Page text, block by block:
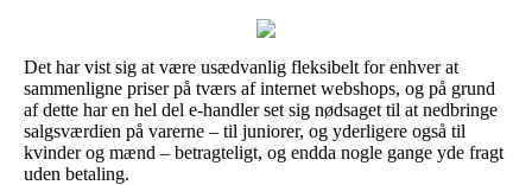
Det har vist sig at være usædvanlig fleksibelt for enhver at
sammenligne priser på tværs af internet webshops, og på grund
af dette har en hel del e-handler set sig nødsaget til at nedbringe
salgsværdien på varerne – til juniorer, og yderligere også til
kvinder og mænd – betragteligt, og endda nogle gange yde fragt
uden betaling.